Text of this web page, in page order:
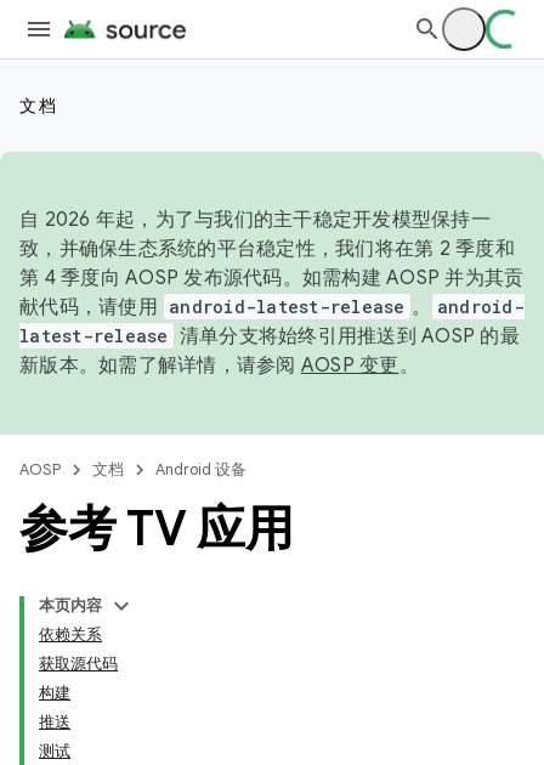
文档
自 2026 年起，为了与我们的主干稳定开发模型保持一
致，并确保生态系统的平台稳定性，我们将在第 2 季度和
第 4 季度向 AOSP 发布源代码。如需构建 AOSP 并为其贡
献代码，请使用 android-latest-release 。
android-
latest-release 清单分支将始终引用推送到 AOSP 的最
新版本。如需了解详情，请参阅 AOSP 变更。
AOSP 文档 Android 设备
参考 TV 应用
本页内容
依赖关系
获取源代码
构建
推送
测试